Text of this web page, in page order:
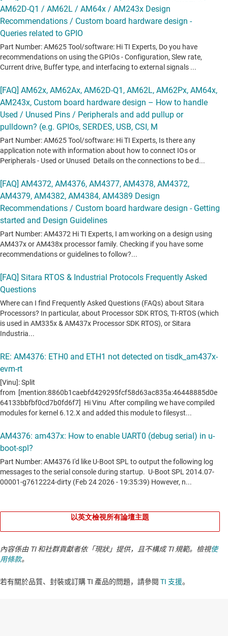
以英文檢視所有論壇主題
內容係由 TI 和社群貢獻者依「現狀」提供，且不構成 TI 規範。檢視使
用條款。
若有關於品質、封裝或訂購 TI 產品的問題，請參閱 TI 支援。​​​​​​​​​​​​​​